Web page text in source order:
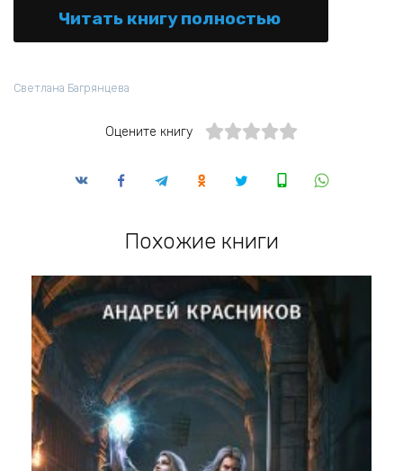
Читать книгу полностью
Светлана Багрянцева
Оцените книгу
Похожие книги